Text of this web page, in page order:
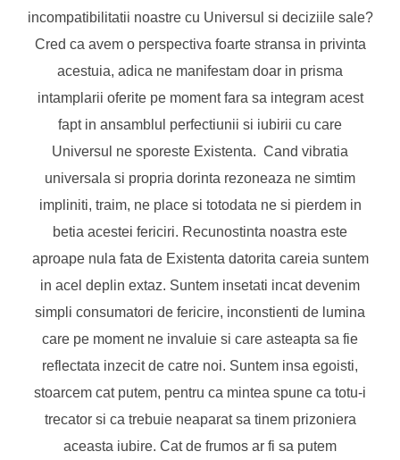
incompatibilitatii noastre cu Universul si deciziile sale?
Cred ca avem o perspectiva foarte stransa in privinta
acestuia, adica ne manifestam doar in prisma
intamplarii oferite pe moment fara sa integram acest
fapt in ansamblul perfectiunii si iubirii cu care
Universul ne sporeste Existenta. Cand vibratia
universala si propria dorinta rezoneaza ne simtim
impliniti, traim, ne place si totodata ne si pierdem in
betia acestei fericiri. Recunostinta noastra este
aproape nula fata de Existenta datorita careia suntem
in acel deplin extaz. Suntem insetati incat devenim
simpli consumatori de fericire, inconstienti de lumina
care pe moment ne invaluie si care asteapta sa fie
reflectata inzecit de catre noi. Suntem insa egoisti,
stoarcem cat putem, pentru ca mintea spune ca totu-i
trecator si ca trebuie neaparat sa tinem prizoniera
aceasta iubire. Cat de frumos ar fi sa putem